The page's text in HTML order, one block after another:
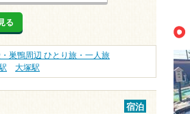
る
巣鴨周辺 ひとり旅・一人旅
大塚駅
宿泊